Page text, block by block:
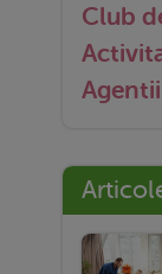
Club